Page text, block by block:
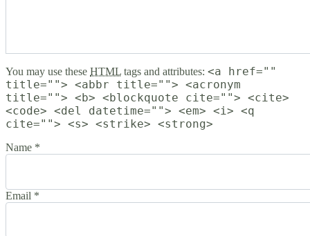
You may use these HTML tags and attributes: <a href=""
title=""> <abbr title=""> <acronym
title=""> <b> <blockquote cite=""> <cite>
<code> <del datetime=""> <em> <i> <q
cite=""> <s> <strike> <strong>
Name *
Email *